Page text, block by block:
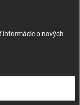
informácie o nových